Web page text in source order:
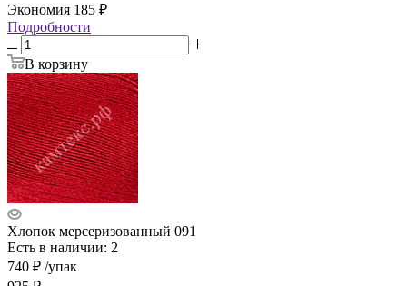
Экономия 185 ₽
Подробности
В корзину
Хлопок мерсеризованный 091
Есть в наличии: 2
740 ₽ /упак